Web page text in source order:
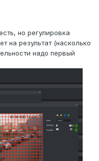
но регулировка
на результат (насколько
надо первый